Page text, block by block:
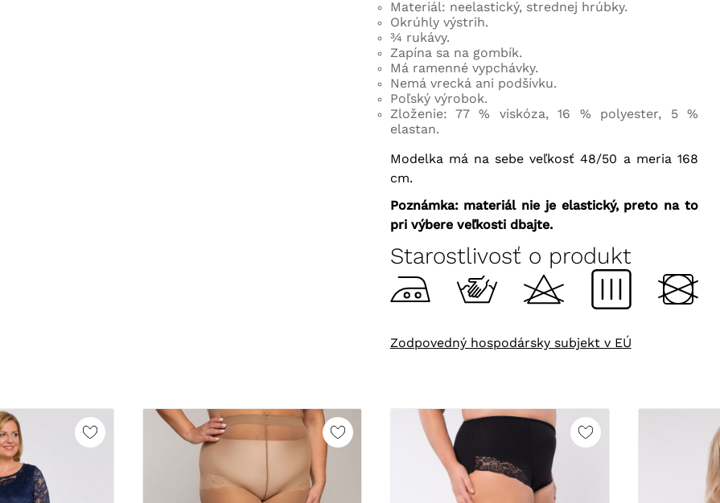
Materiál: neelastický, strednej hrúbky.
Okrúhly výstrih.
¾ rukávy.
Zapína sa na gombík.
Má ramenné vypchávky.
Nemá vrecká ani podšívku.
Poľský výrobok.
Zloženie: 77 % viskóza, 16 % polyester, 5 %
elastan.
Modelka má na sebe veľkosť 48/50 a meria 168
cm.
Poznámka: materiál nie je elastický, preto na to
pri výbere veľkosti dbajte.
Starostlivosť o produkt
Zodpovedný hospodársky subjekt v EÚ